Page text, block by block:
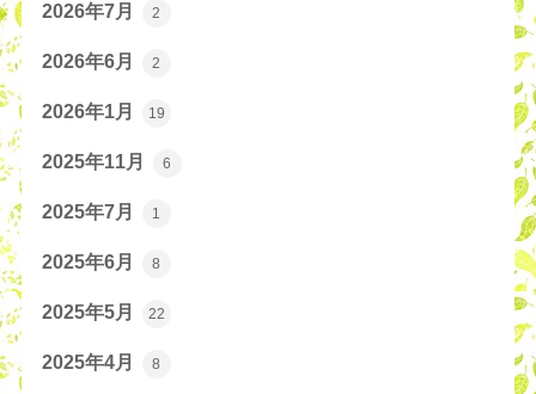
2026年7月 2
2026年6月 2
2026年1月 19
2025年11月 6
2025年7月 1
2025年6月 8
2025年5月 22
2025年4月 8